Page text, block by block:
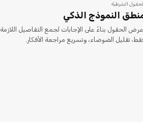
الشرطية
النموذج الذكي
الحقول بناءً على الإجابات لجمع التفاصيل اللازمة
تقليل الضوضاء، وتسريع مراجعة الأفكار.